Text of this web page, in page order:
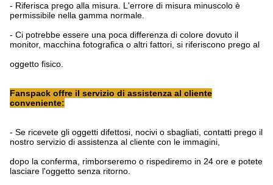
- Riferisca prego alla misura. L'errore di misura minuscolo è
permissibile nella gamma normale.
- Ci potrebbe essere una poca differenza di colore dovuto il
monitor, macchina fotografica o altri fattori, si riferiscono prego al
oggetto fisico.
Fanspack offre il servizio di assistenza al cliente
conveniente:
- Se ricevete gli oggetti difettosi, nocivi o sbagliati, contatti prego il
nostro servizio di assistenza al cliente con le immagini,
dopo la conferma, rimborseremo o rispediremo in 24 ore e potete
lasciare l'oggetto senza ritorno.